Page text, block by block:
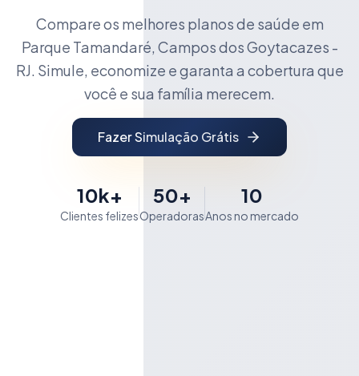
Compare os melhores planos de saúde em
Parque Tamandaré, Campos dos Goytacazes -
RJ. Simule, economize e garanta a cobertura que
você e sua família merecem.
Fazer Simulação Grátis
10k+
Clientes felizes
50+
Operadoras
10
Anos no mercado